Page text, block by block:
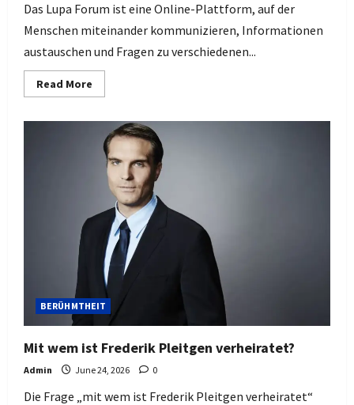
Das Lupa Forum ist eine Online-Plattform, auf der
Menschen miteinander kommunizieren, Informationen
austauschen und Fragen zu verschiedenen...
Read More
more
Forum
Alles,
was
Sie
über
Online-
Community
wissen
sollten
BERÜHMTHEIT
Mit wem ist Frederik Pleitgen verheiratet?
Admin June 24, 2026 0
Die Frage „mit wem ist Frederik Pleitgen verheiratet“